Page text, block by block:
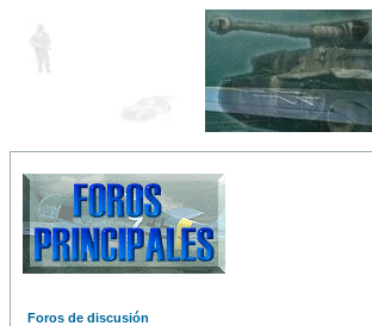
Foros de discusión